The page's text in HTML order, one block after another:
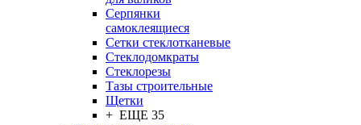
Серпянки
самоклеящиеся
Сетки стеклотканевые
Стеклодомкраты
Стеклорезы
Тазы строительные
Щетки
+ ЕЩЕ 35